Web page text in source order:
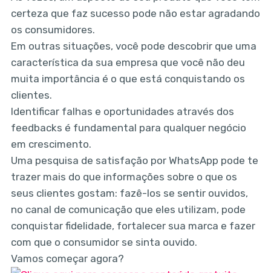
certeza que faz sucesso pode não estar agradando
os consumidores.
Em outras situações, você pode descobrir que uma
característica da sua empresa que você não deu
muita importância é o que está conquistando os
clientes.
Identificar falhas e oportunidades através dos
feedbacks é fundamental para qualquer negócio
em crescimento.
Uma pesquisa de satisfação por WhatsApp pode te
trazer mais do que informações sobre o que os
seus clientes gostam: fazê-los se sentir ouvidos,
no canal de comunicação que eles utilizam, pode
conquistar fidelidade, fortalecer sua marca e fazer
com que o consumidor se sinta ouvido.
Vamos começar agora?